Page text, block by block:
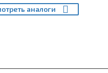
аналоги